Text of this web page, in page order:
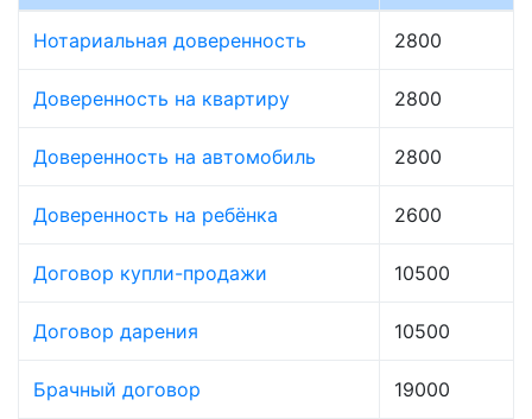
Нотариальная доверенность 2800
Доверенность на квартиру 2800
Доверенность на автомобиль 2800
Доверенность на ребёнка 2600
Договор купли-продажи 10500
Договор дарения 10500
Брачный договор 19000